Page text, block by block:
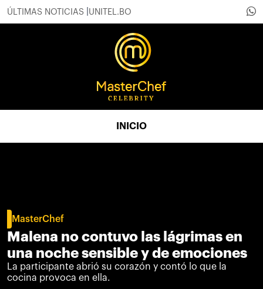
ÚLTIMAS NOTICIAS UNITEL.BO
INICIO
MasterChef
Malena no contuvo las lágrimas en
una noche sensible y de emociones
La participante abrió su corazón y contó lo que la
cocina provoca en ella.